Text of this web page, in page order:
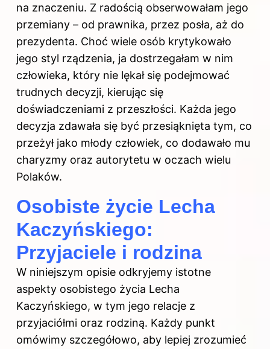
na znaczeniu. Z radością obserwowałam jego
przemiany – od prawnika, przez posła, aż do
prezydenta. Choć wiele osób krytykowało
jego styl rządzenia, ja dostrzegałam w nim
człowieka, który nie lękał się podejmować
trudnych decyzji, kierując się
doświadczeniami z przeszłości. Każda jego
decyzja zdawała się być przesiąknięta tym, co
przeżył jako młody człowiek, co dodawało mu
charyzmy oraz autorytetu w oczach wielu
Polaków.
Osobiste życie Lecha
Kaczyńskiego:
Przyjaciele i rodzina
W niniejszym opisie odkryjemy istotne
aspekty osobistego życia Lecha
Kaczyńskiego, w tym jego relacje z
przyjaciółmi oraz rodziną. Każdy punkt
omówimy szczegółowo, aby lepiej zrozumieć